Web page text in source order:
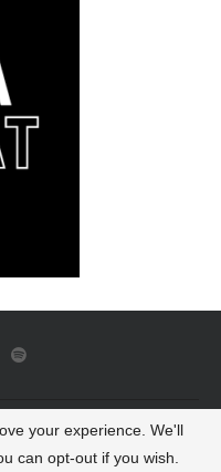
Rights Reserved
your experience. We'll
can opt-out if you wish.